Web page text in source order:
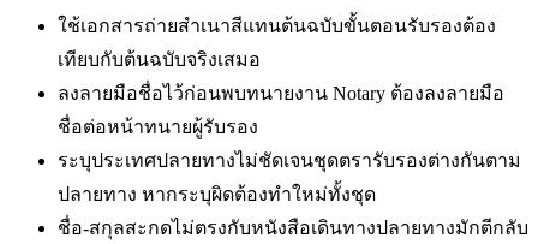
ใช้เอกสารถ่ายสำเนาสีแทนต้นฉบับขั้นตอนรับรองต้อง
เทียบกับต้นฉบับจริงเสมอ
ลงลายมือชื่อไว้ก่อนพบทนายงาน Notary ต้องลงลายมือ
ชื่อต่อหน้าทนายผู้รับรอง
ระบุประเทศปลายทางไม่ชัดเจนชุดตรารับรองต่างกันตาม
ปลายทาง หากระบุผิดต้องทำใหม่ทั้งชุด
ชื่อ-สกุลสะกดไม่ตรงกับหนังสือเดินทางปลายทางมักตีกลับ